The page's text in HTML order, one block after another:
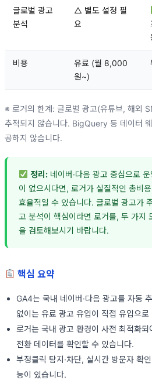
글로벌 광고
분석
△ 별도 설정 필
요
비용
유료 (월 8,000
원~)
※ 로거의 한계: 글로벌 광고(유튜브, 해외
추적되지 않습니다. BigQuery 등 데이터
공하지 않습니다.
정리:네이버·다음 광고 중심으로
이 없으시다면, 로거가 실질적인 총비
효율적일 수 있습니다. 글로벌 광고가
고 분석이 핵심이라면 로거를, 두 가지
을 검토해보시기 바랍니다.
핵심 요약
GA4는 국내 네이버·다음 광고를 자동
없이는 유료 광고 유입이 직접 유입으로
로거는 국내 광고 환경이 사전 최적화되
전환 데이터를 확인할 수 있습니다.
부정클릭 탐지·차단, 실시간 방문자 확
능이 있습니다.